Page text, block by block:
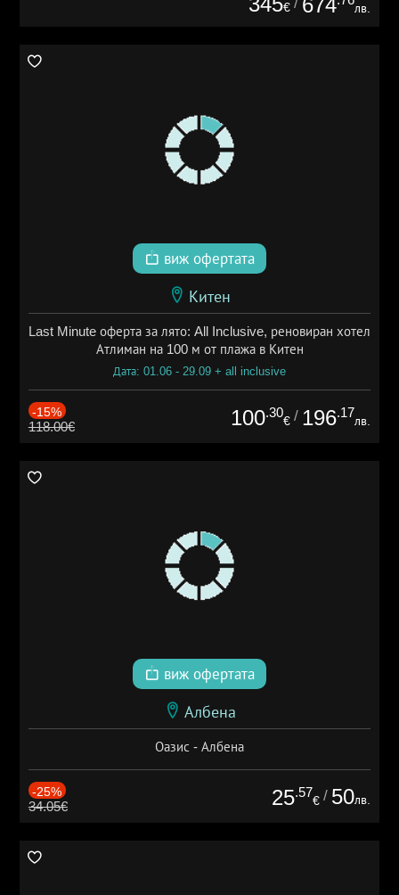
€ 674 лв.
виж офертата
Китен
Last Minute оферта за лято: All Inclusive, реновиран хотел
Атлиман на 100 м от плажа в Китен
Дата: 01.06 - 29.09 + all inclusive
-15%
118.00€ 100.30
€ / 196.17
лв.
виж офертата
Албена
Оазис - Албена
-25%
34.05€ 25.57
€ / 50лв.